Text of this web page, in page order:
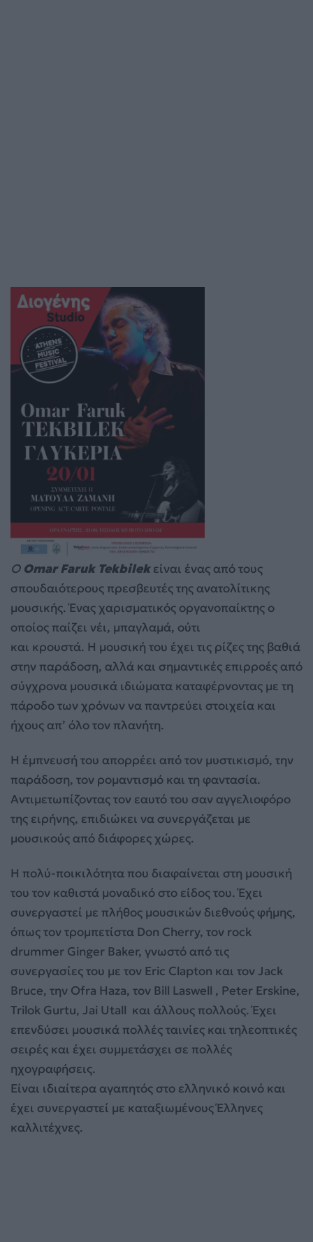
Ο Omar Faruk Tekbilekείναι ένας από τους
σπουδαιότερους πρεσβευτές της ανατολίτικης
μουσικής. Ένας χαρισματικός οργανοπαίκτης ο
οποίος παίζει νέι, μπαγλαμά, ούτι
και κρουστά. Η μουσική του έχει τις ρίζες της βαθιά
στην παράδοση, αλλά και σημαντικές επιρροές από
σύγχρονα μουσικά ιδιώματα καταφέρνοντας με τη
πάροδο των χρόνων να παντρεύει στοιχεία και
ήχους απ’ όλο τον πλανήτη.
Η έμπνευσή του απορρέει από τον μυστικισμό, την
παράδοση, τον ρομαντισμό και τη φαντασία.
Αντιμετωπίζοντας τον εαυτό του σαν αγγελιοφόρο
της ειρήνης, επιδιώκει να συνεργάζεται με
μουσικούς από διάφορες χώρες.
Η πολύ-ποικιλότητα που διαφαίνεται στη μουσική
του τον καθιστά μοναδικό στο είδος του. Έχει
συνεργαστεί με πλήθος μουσικών διεθνούς φήμης,
όπως τον τρομπετίστα Don Cherry, τον rock
drummer Ginger Baker, γνωστό από τις
συνεργασίες του με τον Eric Clapton και τον Jack
Bruce, την Ofra Haza, τον Bill Laswell , Peter Erskine,
Trilok Gurtu, Jai Utall και άλλους πολλούς. Έχει
επενδύσει μουσικά πολλές ταινίες και τηλεοπτικές
σειρές και έχει συμμετάσχει σε πολλές
ηχογραφήσεις.
Είναι ιδιαίτερα αγαπητός στο ελληνικό κοινό και
έχει συνεργαστεί με καταξιωμένους Έλληνες
καλλιτέχνες.